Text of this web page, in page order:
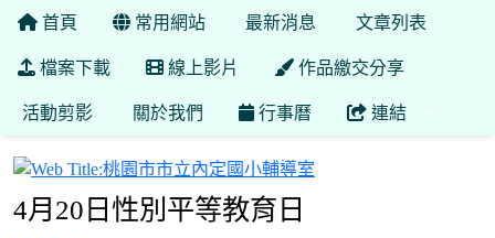
首頁 常用網站 最新消息 文章列表
檔案下載 線上影片 作品繳交分享
活動剪影 關於我們 行事曆 連結
4月20日性別平等教育日